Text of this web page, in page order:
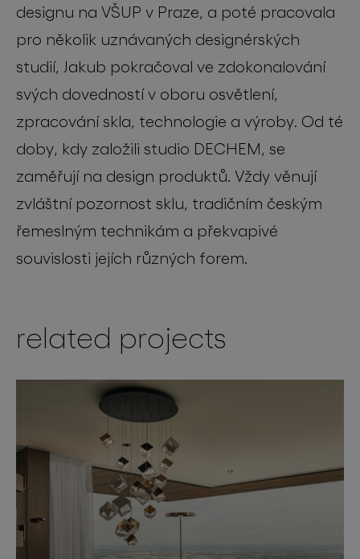
designu na VŠUP v Praze, a poté pracovala
pro několik uznávaných designérských
studií, Jakub pokračoval ve zdokonalování
svých dovedností v oboru osvětlení,
zpracování skla, technologie a výroby. Od té
doby, kdy založili studio DECHEM, se
zaměřují na design produktů. Vždy věnují
zvláštní pozornost sklu, tradičním českým
řemeslným technikám a překvapivé
souvislosti jejích různých forem.
related projects